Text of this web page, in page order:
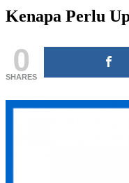
Kenapa Perlu
0
SHARES